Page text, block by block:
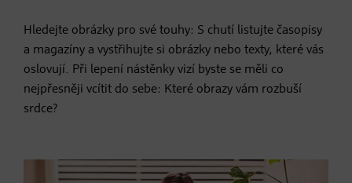
Hledejte obrázky pro své touhy: S chutí listujte časopisy
a magazíny a vystřihujte si obrázky nebo texty, které vás
oslovují. Při lepení nástěnky vizí byste se měli co
nejpřesněji vcítit do sebe: Které obrazy vám rozbuší
srdce?